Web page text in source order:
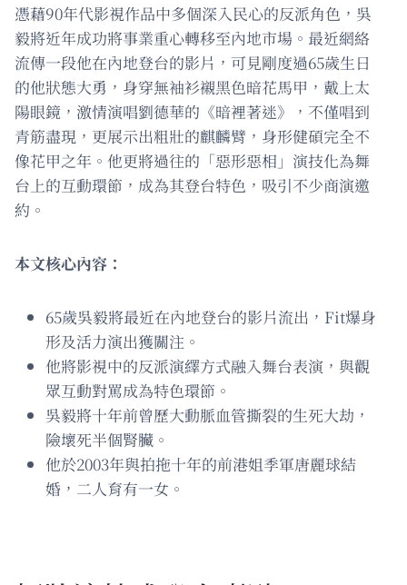
憑藉90年代影視作品中多個深入民心的反派角色，吳
毅將近年成功將事業重心轉移至內地市場。最近網絡
流傳一段他在內地登台的影片，可見剛度過65歲生日
的他狀態大勇，身穿無袖衫襯黑色暗花馬甲，戴上太
陽眼鏡，激情演唱劉德華的《暗裡著迷》，不僅唱到
青筋盡現，更展示出粗壯的麒麟臂，身形健碩完全不
像花甲之年。他更將過往的「惡形惡相」演技化為舞
台上的互動環節，成為其登台特色，吸引不少商演邀
約。
本文核心內容：
65歲吳毅將最近在內地登台的影片流出，Fit爆身
形及活力演出獲關注。
他將影視中的反派演繹方式融入舞台表演，與觀
眾互動對罵成為特色環節。
吳毅將十年前曾歷大動脈血管撕裂的生死大劫，
險壞死半個腎臟。
他於2003年與拍拖十年的前港姐季軍唐麗球結
婚，二人育有一女。